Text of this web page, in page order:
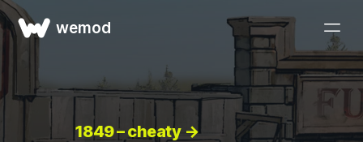
wemod
1849 – cheaty →